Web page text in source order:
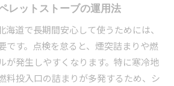
レットストーブの運用法
海道で長期間安心して使うためには、
です。点検を怠ると、煙突詰まりや燃
が発生しやすくなります。特に寒冷地
料投入口の詰まりが多発するため、シ